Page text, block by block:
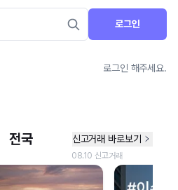
로그인
로그인 해주세요.